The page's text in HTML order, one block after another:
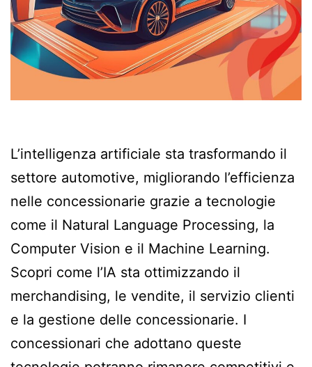
L’intelligenza artificiale sta trasformando il
settore automotive, migliorando l’efficienza
nelle concessionarie grazie a tecnologie
come il Natural Language Processing, la
Computer Vision e il Machine Learning.
Scopri come l’IA sta ottimizzando il
merchandising, le vendite, il servizio clienti
e la gestione delle concessionarie. I
concessionari che adottano queste